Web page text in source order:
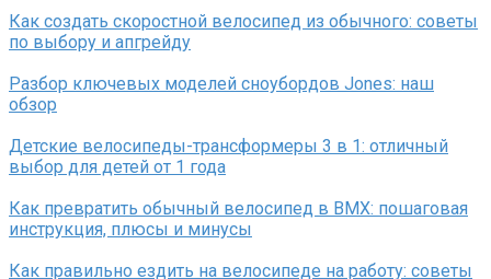
Как создать скоростной велосипед из обычного: советы
по выбору и апгрейду
Разбор ключевых моделей сноубордов Jones: наш
обзор
Детские велосипеды-трансформеры 3 в 1: отличный
выбор для детей от 1 года
Как превратить обычный велосипед в BMX: пошаговая
инструкция, плюсы и минусы
Как правильно ездить на велосипеде на работу: советы